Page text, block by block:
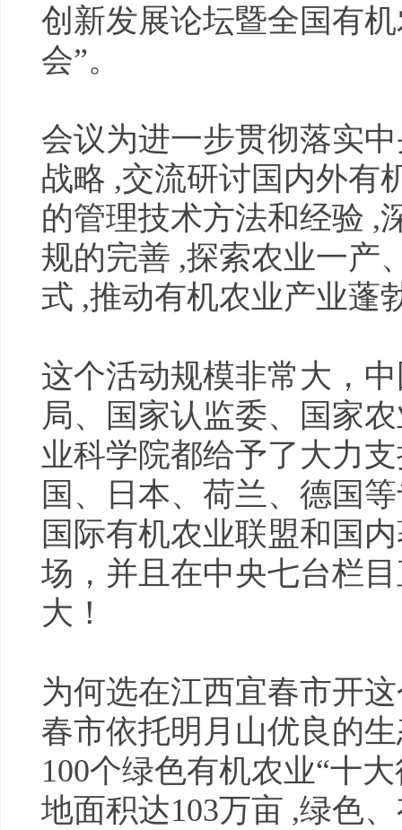
创新发展论坛暨全国有
会”。
会议为进一步贯彻落实
战略 ,交流研讨国内外有
的管理技术方法和经验 ,
规的完善 ,探索农业一产
式 ,推动有机农业产业蓬
这个活动规模非常大，
局、国家认监委、国家
业科学院都给予了大力
国、日本、荷兰、德国
国际有机农业联盟和国
场，并且在中央七台栏
大！
为何选在江西宜春市开
春市依托明月山优良的
100个绿色有机农业“十
地面积达103万亩 ,绿色